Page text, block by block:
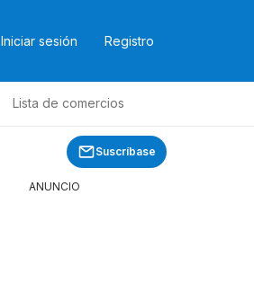
Iniciar sesión Registro
Lista de comercios
Suscríbase
ANUNCIO